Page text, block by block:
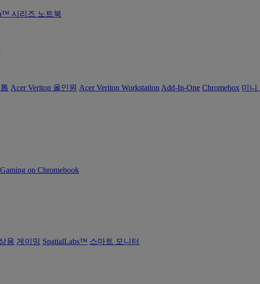
시리즈 노트북
Acer Veriton 올인원 Acer Veriton Workstation Add-In-One Chromebox 미니
on Chromebook
용 게이밍 SpatialLabs™ 스마트 모니터